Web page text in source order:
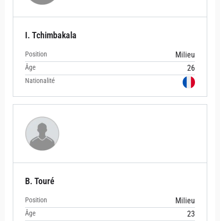
I. Tchimbakala
Position Milieu
Âge 26
Nationalité
B. Touré
Position Milieu
Âge 23